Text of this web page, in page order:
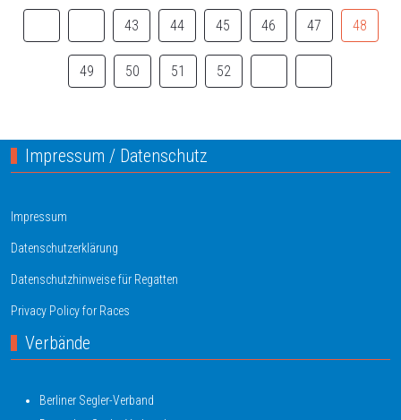
43 44 45 46 47 48
49 50 51 52
Impressum / Datenschutz
Impressum
Datenschutzerklärung
Datenschutzhinweise für Regatten
Privacy Policy for Races
Verbände
Berliner Segler-Verband